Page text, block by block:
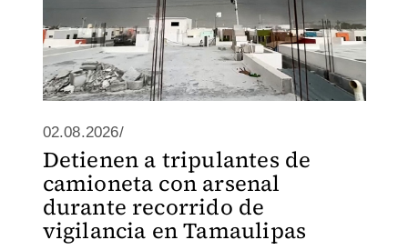
02.08.2026/
Detienen a tripulantes de
camioneta con arsenal
durante recorrido de
vigilancia en Tamaulipas